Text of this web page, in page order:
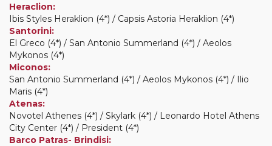
Heraclion:
Ibis Styles Heraklion (4*) / Capsis Astoria Heraklion (4*)
Santorini:
El Greco (4*) / San Antonio Summerland (4*) / Aeolos
Mykonos (4*)
Miconos:
San Antonio Summerland (4*) / Aeolos Mykonos (4*) / Ilio
Maris (4*)
Atenas:
Novotel Athenes (4*) / Skylark (4*) / Leonardo Hotel Athens
City Center (4*) / President (4*)
Barco Patras- Brindisi: